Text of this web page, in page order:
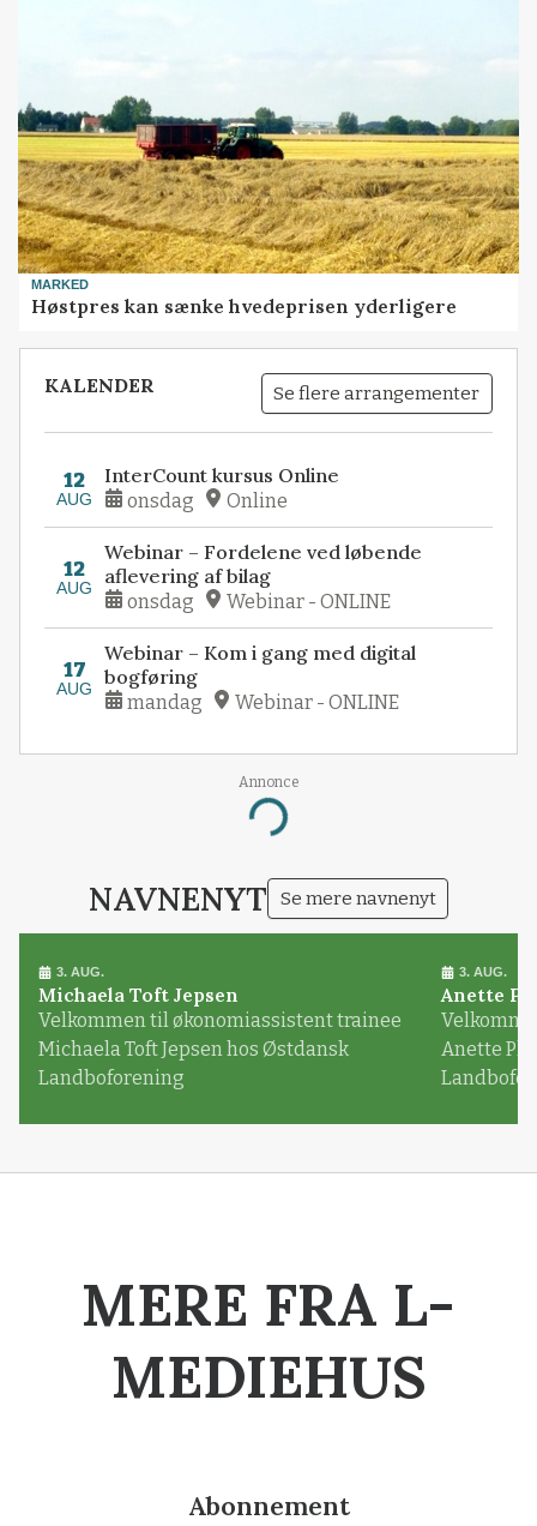
MARKED
Høstpres kan sænke hvedeprisen yderligere
KALENDER Se flere arrangementer
12
AUG
InterCount kursus Online
onsdag Online
12
AUG
Webinar – Fordelene ved løbende
aflevering af bilag
onsdag Webinar - ONLINE
17
AUG
Webinar – Kom i gang med digital
bogføring
mandag Webinar - ONLINE
Annonce
Loading...
NAVNENYT Se mere navnenyt
3. AUG.
Michaela Toft Jepsen
Velkommen til økonomiassistent trainee
Michaela Toft Jepsen hos Østdansk
Landboforening
3. AUG.
Anette
Anette
MERE FRA L-
MEDIEHUS
Abonnement